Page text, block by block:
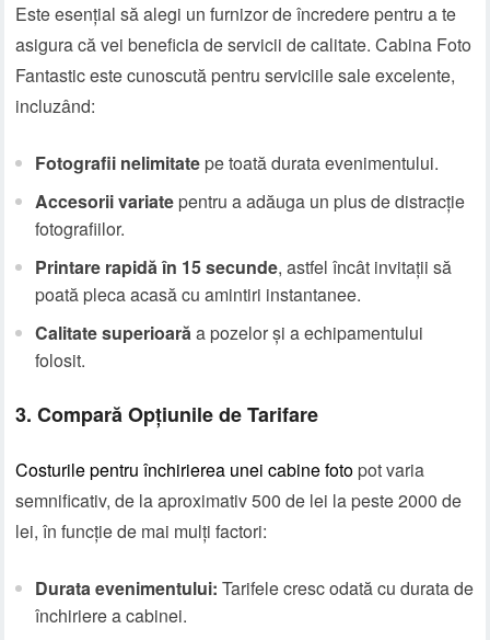
Este esențial să alegi un furnizor de încredere pentru a te
asigura că vei beneficia de servicii de calitate. Cabina Foto
Fantastic este cunoscută pentru serviciile sale excelente,
incluzând:
Fotografii nelimitate pe toată durata evenimentului.
Accesorii variate pentru a adăuga un plus de distracție
fotografiilor.
Printare rapidă în 15 secunde, astfel încât invitații să
poată pleca acasă cu amintiri instantanee.
Calitate superioarăa pozelor și a echipamentului
folosit.
3. Compară Opțiunile de Tarifare
Costurile pentru închirierea unei cabine foto pot varia
semnificativ, de la aproximativ 500 de lei la peste 2000 de
lei, în funcție de mai mulți factori:
Durata evenimentului: Tarifele cresc odată cu durata de
închiriere a cabinei.